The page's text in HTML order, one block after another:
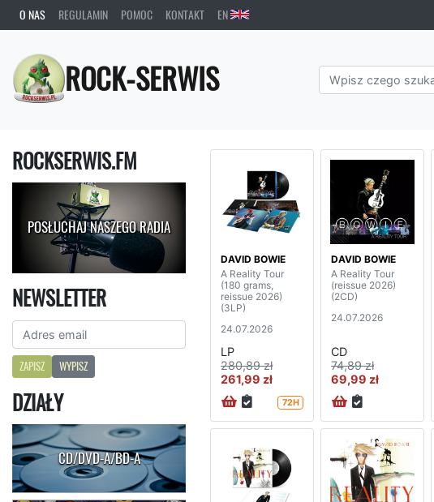
O NAS REGULAMIN POMOC KONTAKT EN
ROCK-SERWIS
ROCKSERWIS.FM
POSŁUCHAJ NASZEGO RADIA
NEWSLETTER
ZAPISZ WYPISZ
DZIAŁY
CD/DVD-A/BD-A
DAVID BOWIE
A Reality Tour
(180 grams,
reissue 2026)
(3LP)
24.07.2026
LP
280,89 zł
261,99 zł
72H
DAVID BOWIE
A Reality Tour
(reissue 2026)
(2CD)
24.07.2026
CD
74,89 zł
69,99 zł